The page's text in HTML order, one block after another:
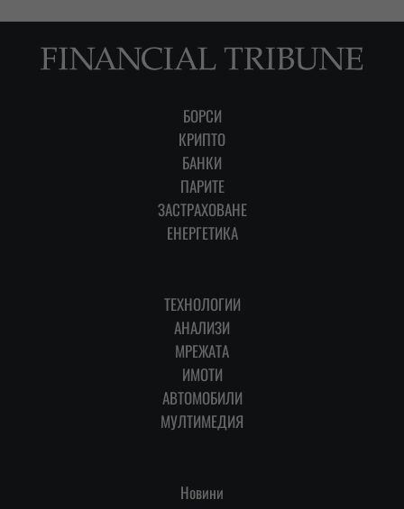
БОРСИ
КРИПТО
БАНКИ
ПАРИТЕ
ЗАСТРАХОВАНЕ
ЕНЕРГЕТИКА
ТЕХНОЛОГИИ
АНАЛИЗИ
МРЕЖАТА
ИМОТИ
АВТОМОБИЛИ
МУЛТИМЕДИЯ
Новини